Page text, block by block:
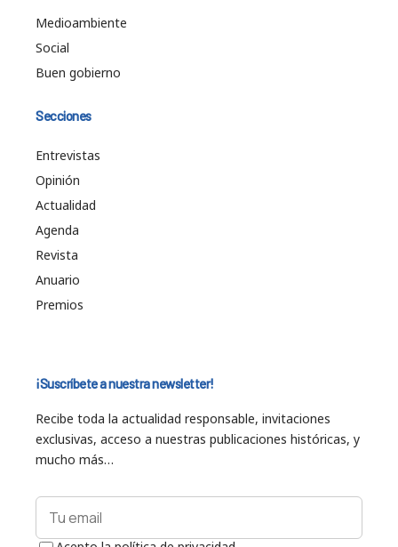
Medioambiente
Social
Buen gobierno
Secciones
Entrevistas
Opinión
Actualidad
Agenda
Revista
Anuario
Premios
¡Suscríbete a nuestra newsletter!
Recibe toda la actualidad responsable, invitaciones
exclusivas, acceso a nuestras publicaciones históricas, y
mucho más…